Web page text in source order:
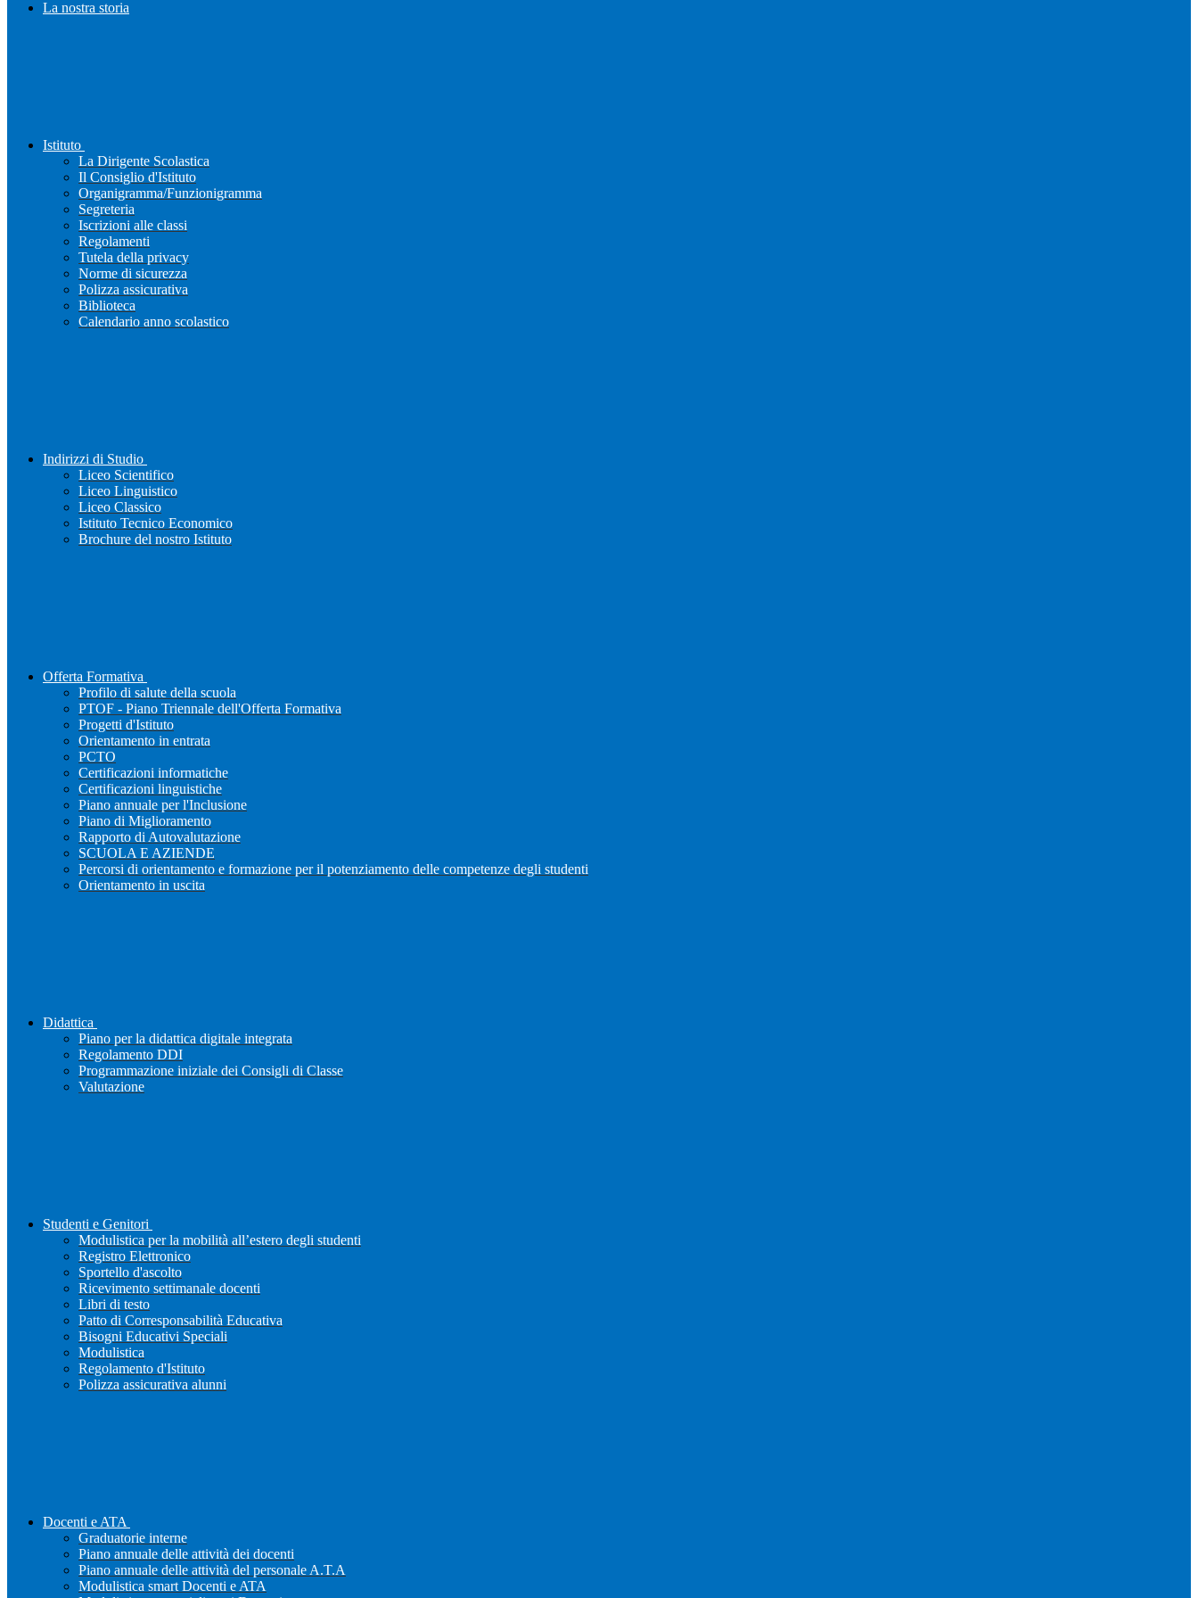
La nostra storia
Istituto
La Dirigente Scolastica
Il Consiglio d'Istituto
Organigramma/Funzionigramma
Segreteria
Iscrizioni alle classi
Regolamenti
Tutela della privacy
Norme di sicurezza
Polizza assicurativa
Biblioteca
Calendario anno scolastico
Indirizzi di Studio
Liceo Scientifico
Liceo Linguistico
Liceo Classico
Istituto Tecnico Economico
Brochure del nostro Istituto
Offerta Formativa
Profilo di salute della scuola
PTOF - Piano Triennale dell'Offerta Formativa
Progetti d'Istituto
Orientamento in entrata
PCTO
Certificazioni informatiche
Certificazioni linguistiche
Piano annuale per l'Inclusione
Piano di Miglioramento
Rapporto di Autovalutazione
SCUOLA E AZIENDE
Percorsi di orientamento e formazione per il potenziamento delle competenze degli studenti
Orientamento in uscita
Didattica
Piano per la didattica digitale integrata
Regolamento DDI
Programmazione iniziale dei Consigli di Classe
Valutazione
Studenti e Genitori
Modulistica per la mobilità all’estero degli studenti
Registro Elettronico
Sportello d'ascolto
Ricevimento settimanale docenti
Libri di testo
Patto di Corresponsabilità Educativa
Bisogni Educativi Speciali
Modulistica
Regolamento d'Istituto
Polizza assicurativa alunni
Docenti e ATA
Graduatorie interne
Piano annuale delle attività dei docenti
Piano annuale delle attività del personale A.T.A
Modulistica smart Docenti e ATA